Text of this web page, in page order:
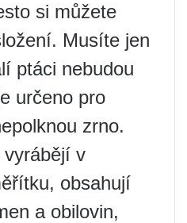
si můžete
Musíte jen
ptáci nebudou
určeno pro
zrno.
v
obsahují
a obilovin,